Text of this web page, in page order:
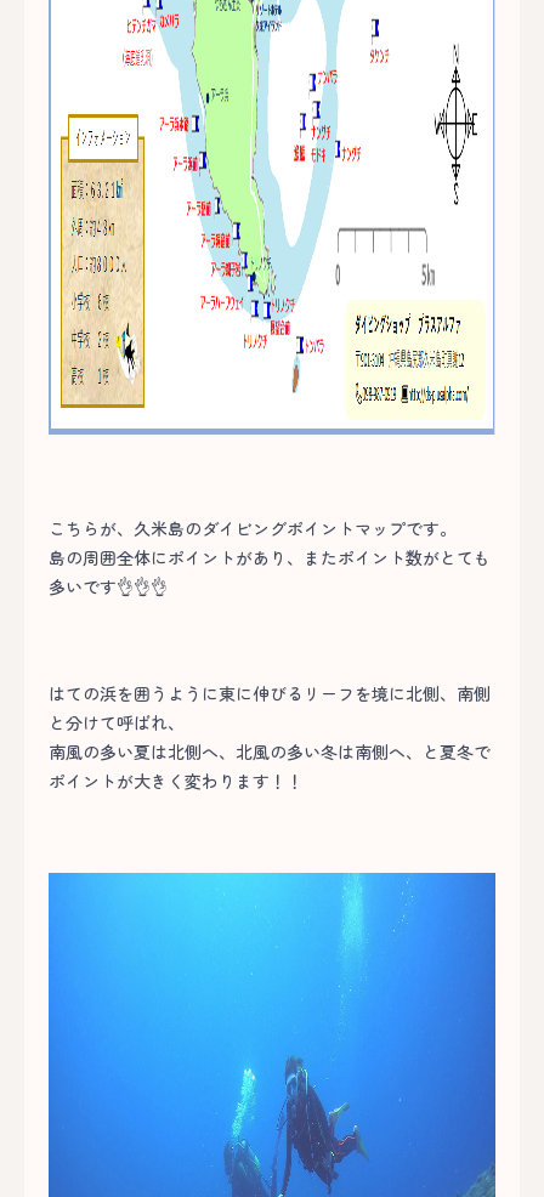
こちらが、久米島のダイビングポイントマップです。
島の周囲全体にポイントがあり、またポイント数がとても
多いです👌👌👌
はての浜を囲うように東に伸びるリーフを境に北側、南側
と分けて呼ばれ、
南風の多い夏は北側へ、北風の多い冬は南側へ、と夏冬で
ポイントが大きく変わります！！